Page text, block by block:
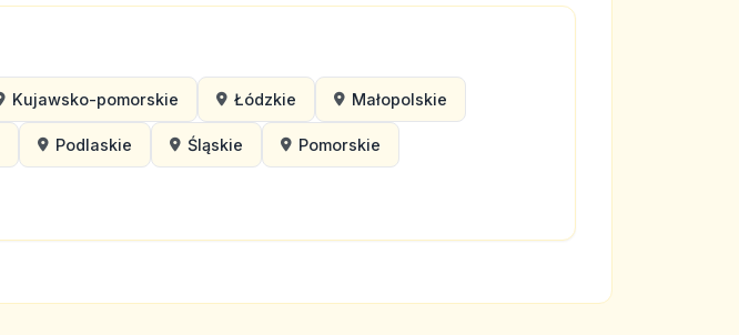
Kujawsko-pomorskie Łódzkie Małopolskie
Podlaskie Śląskie Pomorskie